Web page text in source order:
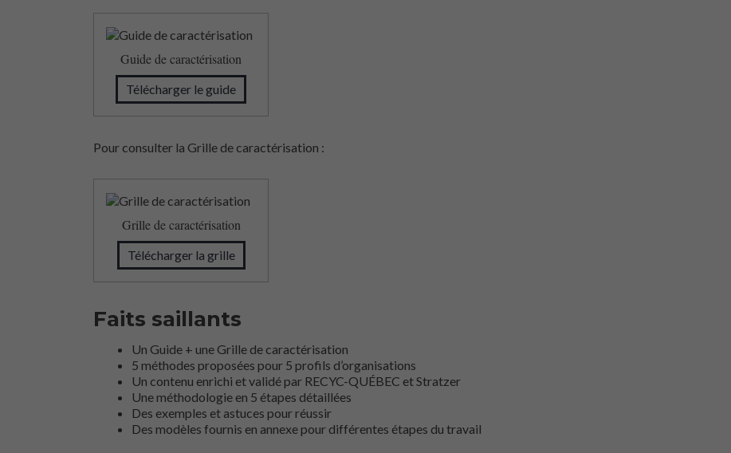
Guide de caractérisation
Télécharger le guide
Pour consulter la Grille de caractérisation :
Grille de caractérisation
Télécharger la grille
Faits saillants
Un Guide + une Grille de caractérisation
5 méthodes proposées pour 5 profils d’organisations
Un contenu enrichi et validé par RECYC-QUÉBEC et Stratzer
Une méthodologie en 5 étapes détaillées
Des exemples et astuces pour réussir
Des modèles fournis en annexe pour différentes étapes du travail